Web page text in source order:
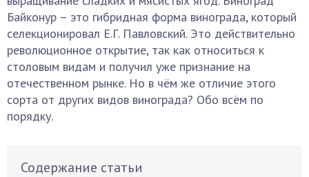
Байконур – это гибридная форма винограда, который
селекционировал Е.Г. Павловский. Это действительно
революционное открытие, так как относиться к
столовым видам и получил уже признание на
отечественном рынке. Но в чём же отличие этого
сорта от других видов винограда? Обо всём по
порядку.
Содержание статьи